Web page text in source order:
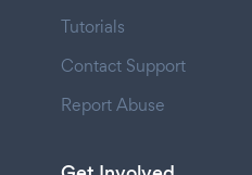
Tutorials
Contact Support
Report Abuse